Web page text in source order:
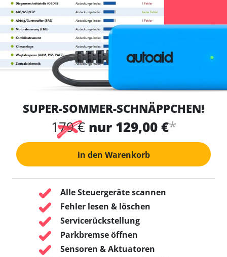
SUPER-SOMMER-SCHNÄPPCHEN!
179 € nur 129,00 €*
in den Warenkorb
Alle Steuergeräte scannen
Fehler lesen & löschen
Servicerückstellung
Parkbremse öffnen
Sensoren & Aktuatoren